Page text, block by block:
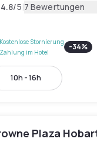
4.8/5|7 Bewertungen
Kostenlose Stornierung
Zahlung im Hotel
-34%
10h - 16h
Plaza